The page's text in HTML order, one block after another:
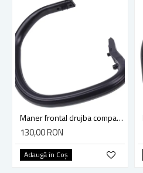
Maner frontal drujba compatibil Stihl MS 231, MS 251
130,00 RON
Adaugă în Coş